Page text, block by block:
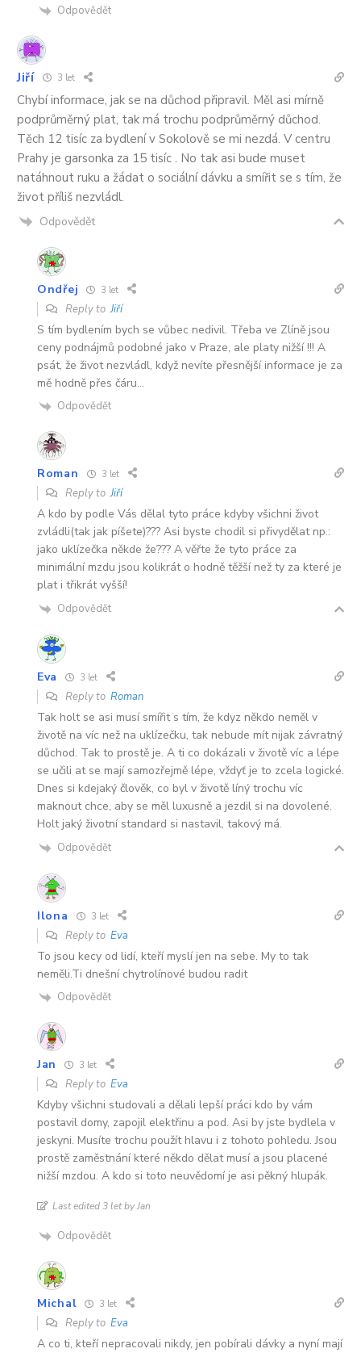
Odpovědět
Jiří 3 let
Chybí informace, jak se na důchod připravil. Měl asi mírně
podprůměrný plat, tak má trochu podprůměrný důchod.
Těch 12 tisíc za bydlení v Sokolově se mi nezdá. V centru
Prahy je garsonka za 15 tisíc . No tak asi bude muset
natáhnout ruku a žádat o sociální dávku a smířit se s tím, že
život příliš nezvládl.
Odpovědět
Ondřej 3 let
Reply toJiří
S tím bydlením bych se vůbec nedivil. Třeba ve Zlíně jsou
ceny podnájmů podobné jako v Praze, ale platy nižší !!! A
psát, že život nezvládl, když nevíte přesnější informace je za
mě hodně přes čáru…
Odpovědět
Roman 3 let
Reply toJiří
A kdo by podle Vás dělal tyto práce kdyby všichni život
zvládli(tak jak píšete)??? Asi byste chodil si přivydělat np.:
jako uklízečka někde že??? A věřte že tyto práce za
minimální mzdu jsou kolikrát o hodně těžší než ty za které je
plat i třikrát vyšší!
Odpovědět
Eva 3 let
Reply to Roman
Tak holt se asi musí smířit s tím, že kdyz někdo neměl v
životě na víc než na uklízečku, tak nebude mít nijak závratný
důchod. Tak to prostě je. A ti co dokázali v životě víc a lépe
se učili at se mají samozřejmě lépe, vždyť je to zcela logické.
Dnes si kdejaký člověk, co byl v životě líný trochu víc
maknout chce, aby se měl luxusně a jezdil si na dovolené.
Holt jaký životní standard si nastavil, takový má.
Odpovědět
Ilona 3 let
Reply to Eva
To jsou kecy od lidí, kteří myslí jen na sebe. My to tak
neměli.Ti dnešní chytrolínové budou radit
Odpovědět
Jan 3 let
Reply to Eva
Kdyby všichni studovali a dělali lepší práci kdo by vám
postavil domy, zapojil elektřinu a pod. Asi by jste bydlela v
jeskyni. Musíte trochu použít hlavu i z tohoto pohledu. Jsou
prostě zaměstnání které někdo dělat musí a jsou placené
nižší mzdou. A kdo si toto neuvědomí je asi pěkný hlupák.
Last edited 3 let by Jan
Odpovědět
Michal 3 let
Reply to Eva
A co ti, kteří nepracovali nikdy, jen pobírali dávky a nyní mají